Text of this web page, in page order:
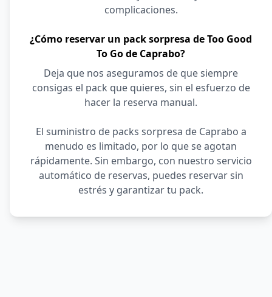
complicaciones.
¿Cómo reservar un pack sorpresa de Too Good
To Go de Caprabo?
Deja que nos aseguramos de que siempre
consigas el pack que quieres, sin el esfuerzo de
hacer la reserva manual.
El suministro de packs sorpresa de Caprabo a
menudo es limitado, por lo que se agotan
rápidamente. Sin embargo, con nuestro servicio
automático de reservas, puedes reservar sin
estrés y garantizar tu pack.